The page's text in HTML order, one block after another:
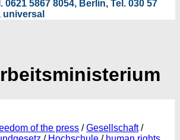
0621 5867 8054, Berlin, Tel. 030 57
universal
of the press /Gesellschaft/